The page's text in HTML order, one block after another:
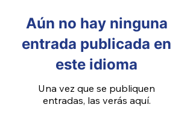
Aún no hay ninguna
entrada publicada en
este idioma
Una vez que se publiquen
entradas, las verás aquí.